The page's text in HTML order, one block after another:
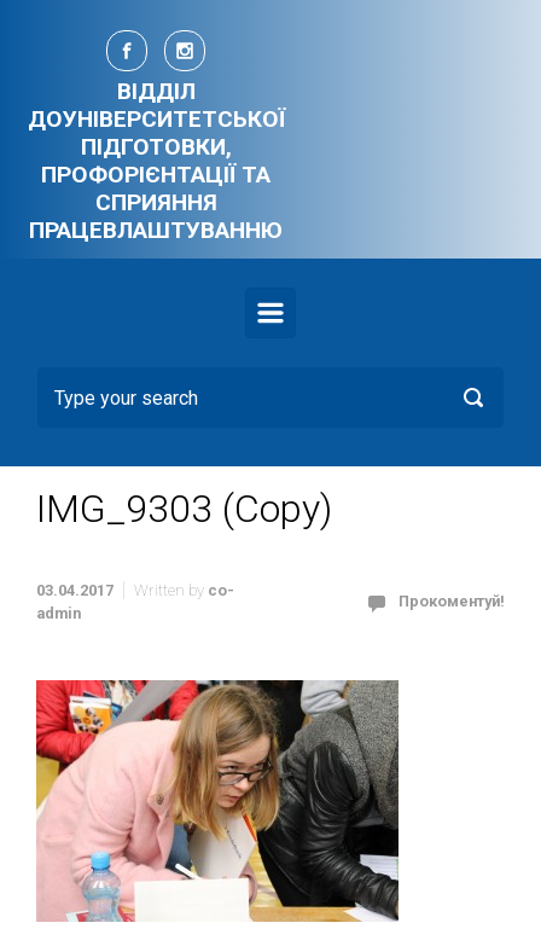
Skip to main content
ВІДДІЛ
ДОУНІВЕРСИТЕТСЬКОЇ
ПІДГОТОВКИ,
ПРОФОРІЄНТАЦІЇ ТА
СПРИЯННЯ
ПРАЦЕВЛАШТУВАННЮ
IMG_9303 (Copy)
03.04.2017 Written by co-
admin
Прокоментуй!